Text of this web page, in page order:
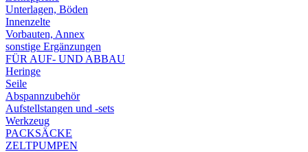
Unterlagen, Böden
Innenzelte
Vorbauten, Annex
sonstige Ergänzungen
FÜR AUF- UND ABBAU
Heringe
Seile
Abspannzubehör
Aufstellstangen und -sets
Werkzeug
PACKSÄCKE
ZELTPUMPEN